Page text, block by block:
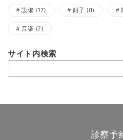
設備 (17) 鉗子 (8)
音楽 (7)
サイト内検索
索：
診察予